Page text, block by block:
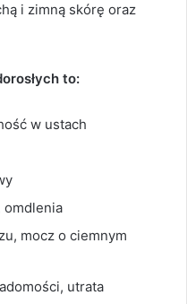
i zimną skórę oraz
to:
w ustach
omdlenia
mocz o ciemnym
utrata